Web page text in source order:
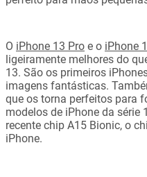
O iPhone 13 Pro e o iPhone
ligeiramente melhores do
13. São os primeiros
imagens fantásticas.
que os torna perfeitos para
modelos de iPhone da
recente chip A15 Bionic, o
iPhone.